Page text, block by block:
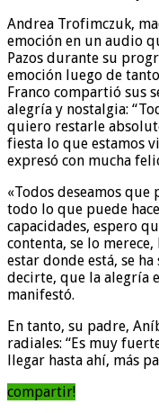
Andrea Trofimczuk,
emoción en un audio
Pazos durante su
emoción luego de
Franco compartió sus
alegría y nostalgia:
quiero restarle
fiesta lo que estamos
expresó con mucha
«Todos deseamos
todo lo que puede
capacidades, espero
contenta, se lo
estar donde está, se
decirte, que la alegría
manifestó.
En tanto, su padre,
radiales: “Es muy
llegar hasta ahí, más
compartir!